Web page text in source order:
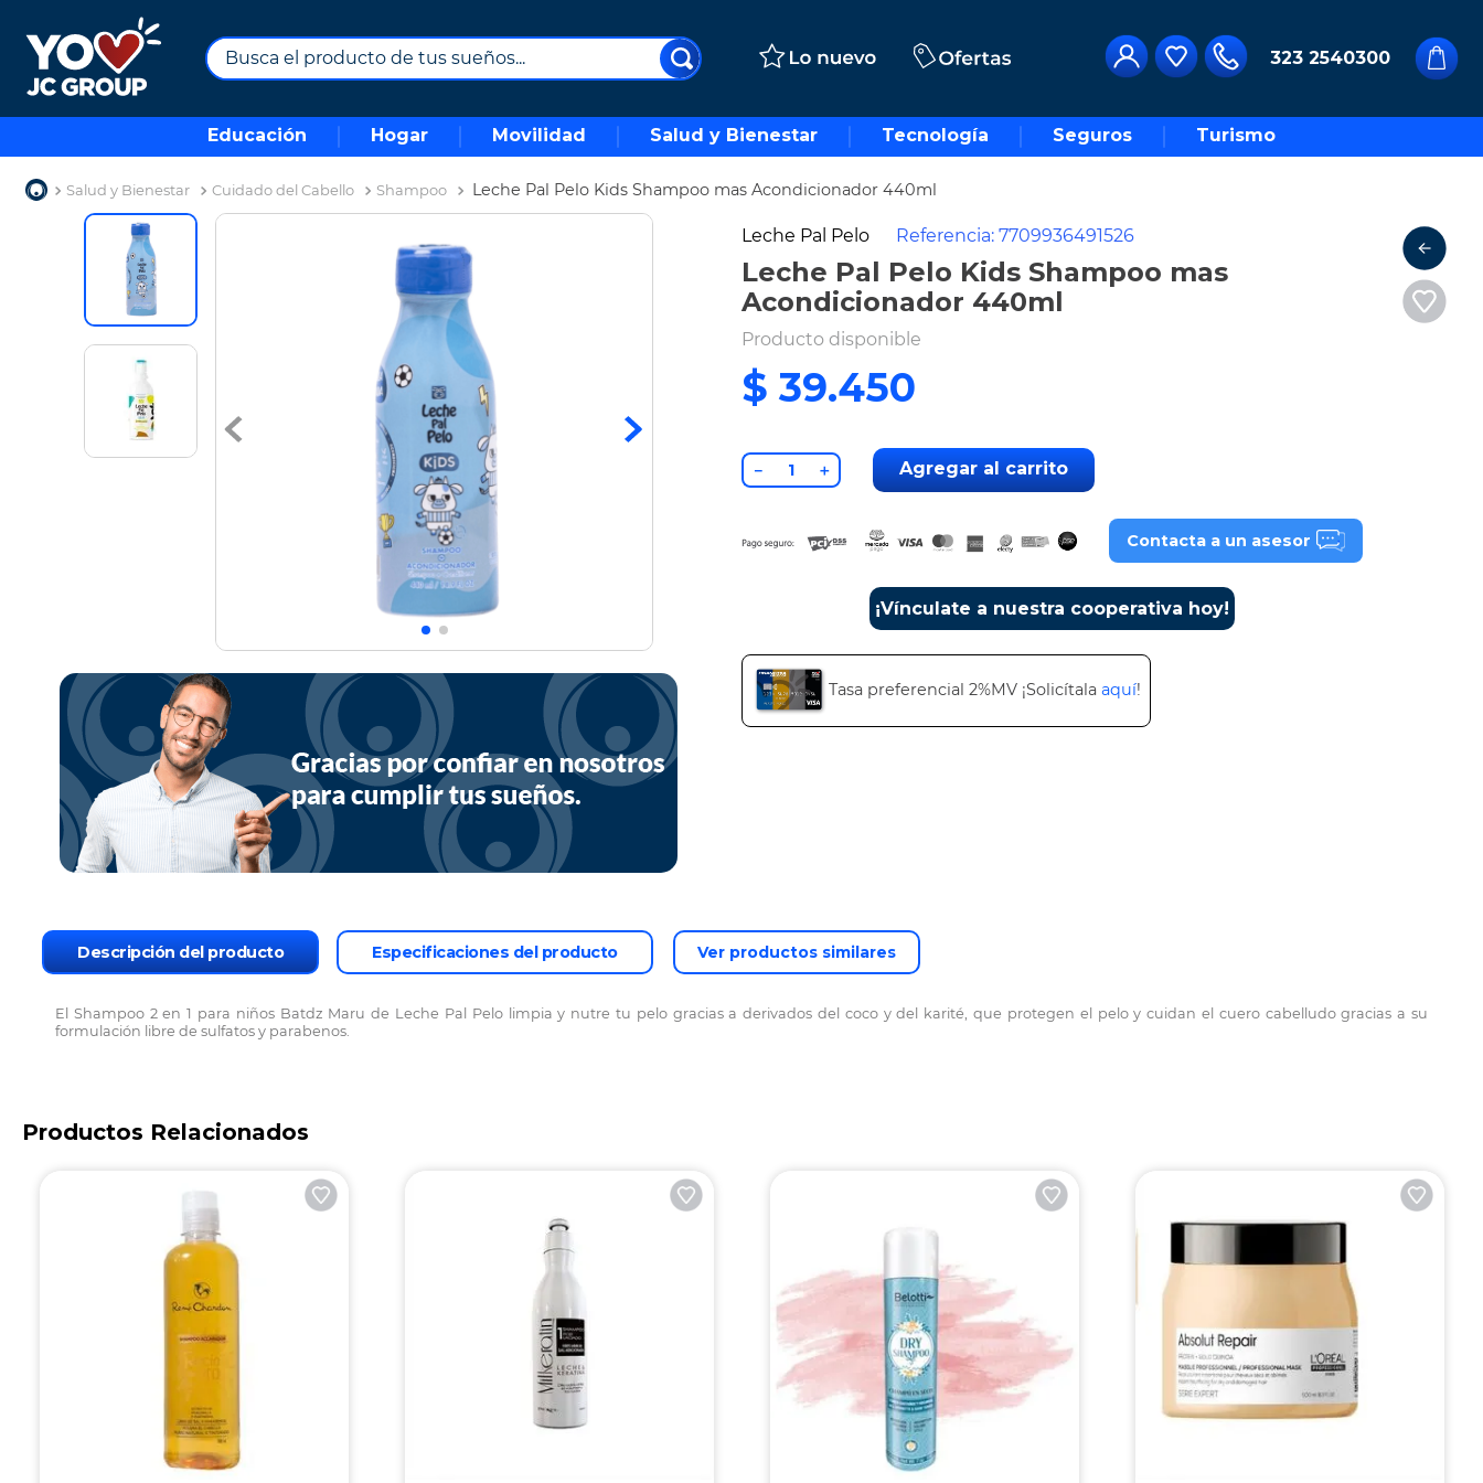
Busca el producto de tus sueños...
323 2540300
Educación Hogar Movilidad Salud y Bienestar Tecnología Seguros Turismo
Salud y Bienestar Cuidado del Cabello Shampoo Leche Pal Pelo Kids Shampoo mas Acondicionador 440ml
Leche Pal Pelo Referencia: 7709936491526
Leche Pal Pelo Kids Shampoo mas
Acondicionador 440ml
Producto disponible
$ 39.450
＋
－ Agregar al carrito
Contacta a un asesor
¡Vínculate a nuestra cooperativa hoy!
Tasa preferencial 2%MV ¡Solicítala aquí!
Descripción del producto Especificaciones del producto Ver productos similares
El Shampoo 2 en 1 para niños Batdz Maru de Leche Pal Pelo limpia y nutre tu pelo gracias a derivados del coco y del karité, que protegen el pelo y cuidan el cuero cabelludo gracias a su
formulación libre de sulfatos y parabenos.
Productos Relacionados
TÉRMINOS MÁS BUSCADOS
3.
moto
nevera
celulares
6.
turismo
impresora
cine
tv